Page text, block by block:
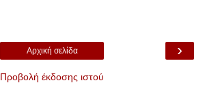
›
Αρχική σελίδα
Προβολή έκδοσης ιστού